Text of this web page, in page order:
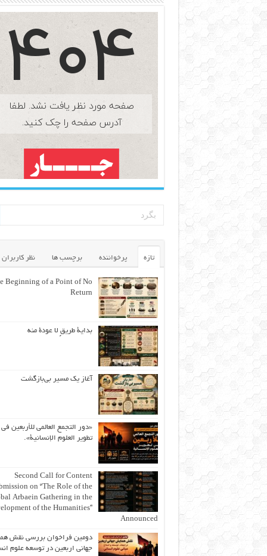
تازه پرخواننده برچسب ها نظر کاربران
Beginning of a Point of No
Return
بداية طريقٍ لا عودة منه
آغاز یک مسیر بی‌بازگشت
«دور التجمع العالمي للأربعين في
تطوير العلوم الإنسانية».
Second Call for Content
on “The Role of the
Arbaein Gathering in the
of the Humanities”
Announced
دومین فراخوان بررسی نقش
جهانی اربعین در توسعه علوم